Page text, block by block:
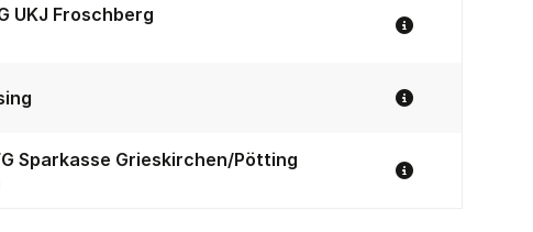
UKJ Froschberg
Spiel Details
Spiel Details
Sparkasse Grieskirchen/Pötting
Spiel Details